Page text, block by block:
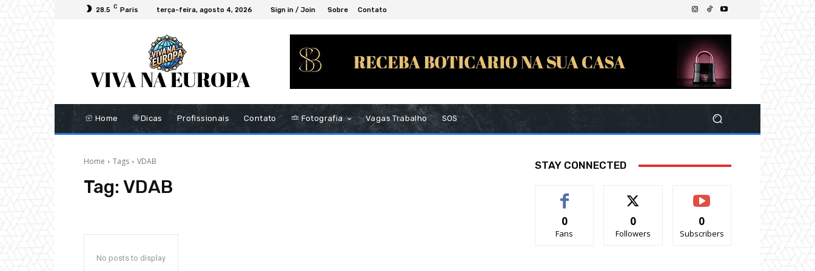
28.5 C Paris terça-feira, agosto 4, 2026 Sign in / Join Sobre Contato
Home Dicas Profissionais Contato Fotografia Vagas Trabalho SOS
Home Tags VDAB
Tag: VDAB
No posts to display
STAY CONNECTED
0
Fans
0
Followers
0
Subscribers